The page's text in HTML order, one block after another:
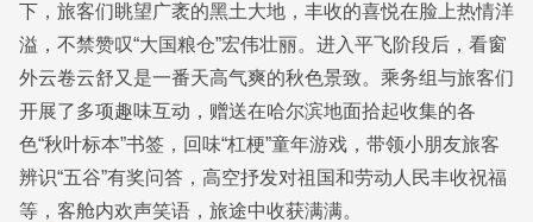
下，旅客们眺望广袤的黑土大地，丰收的喜悦在脸上热情洋
溢，不禁赞叹“大国粮仓”宏伟壮丽。进入平飞阶段后，看窗
外云卷云舒又是一番天高气爽的秋色景致。乘务组与旅客们
开展了多项趣味互动，赠送在哈尔滨地面拾起收集的各
色“秋叶标本”书签，回味“杠梗”童年游戏，带领小朋友旅客
辨识“五谷”有奖问答，高空抒发对祖国和劳动人民丰收祝福
等，客舱内欢声笑语，旅途中收获满满。